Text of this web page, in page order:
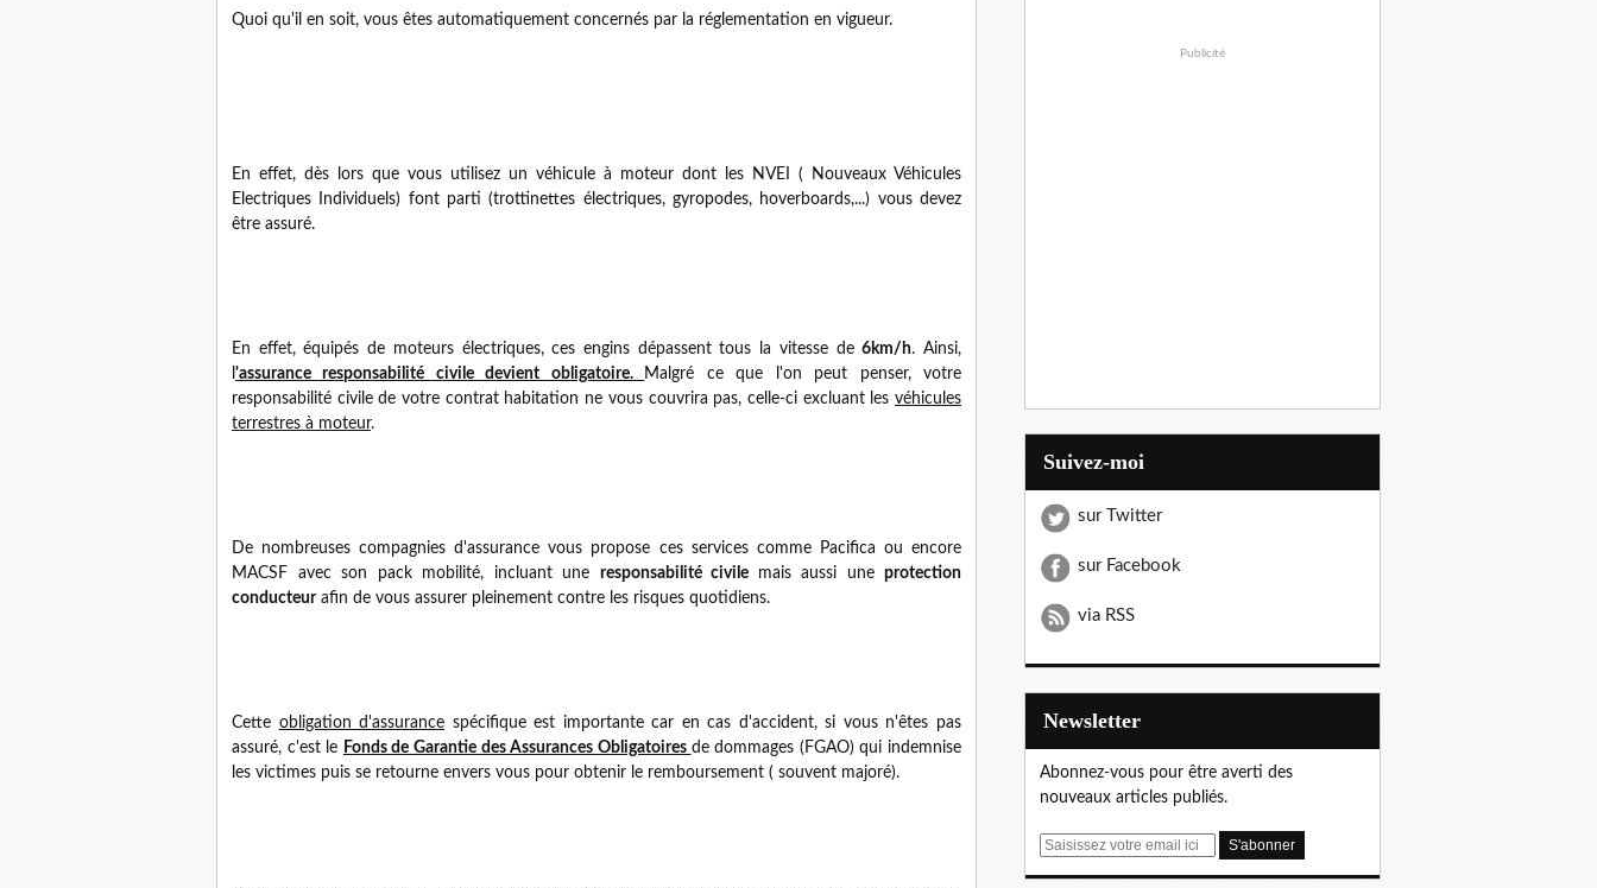
Quoi qu'il en soit, vous êtes automatiquement concernés par la réglementation en vigueur.
En effet, dès lors que vous utilisez un véhicule à moteur dont les NVEI ( Nouveaux Véhicules
Electriques Individuels) font parti (trottinettes électriques, gyropodes, hoverboards,...) vous devez
être assuré.
En effet, équipés de moteurs électriques, ces engins dépassent tous la vitesse de6km/h. Ainsi,
'assurance responsabilité civile devient obligatoire.
Malgré ce que l'on peut penser, votre
responsabilité civile de votre contrat habitation ne vous couvrira pas, celle-ci excluant les véhicules
terrestres à moteur.
De nombreuses compagnies d'assurance vous propose ces services comme Pacifica ou encore
MACSF avec son pack mobilité, incluant une responsabilité civile mais aussi une protection
conducteurafin de vous assurer pleinement contre les risques quotidiens.
Cette obligation d'assurance spécifique est importante car en cas d'accident, si vous n'êtes pas
assuré, c'est le Fonds de Garantie des Assurances Obligatoires de dommages (FGAO) qui indemnise
les victimes puis se retourne envers vous pour obtenir le remboursement ( souvent majoré).
Publicité
Suivez-moi
sur Twitter
sur Facebook
via RSS
Newsletter
Abonnez-vous pour être averti des
nouveaux articles publiés.
E